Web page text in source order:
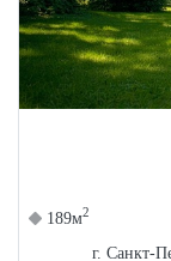
189м2
г. Санкт-